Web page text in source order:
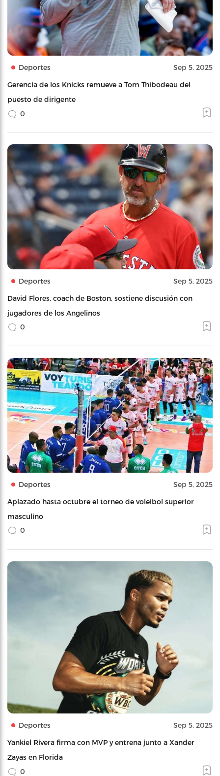
Deportes Sep 5, 2025
Gerencia de los Knicks remueve a Tom Thibodeau del
puesto de dirigente
0
Deportes Sep 5, 2025
David Flores, coach de Boston, sostiene discusión con
jugadores de los Angelinos
0
Deportes Sep 5, 2025
Aplazado hasta octubre el torneo de voleibol superior
masculino
0
Deportes Sep 5, 2025
Yankiel Rivera firma con MVP y entrena junto a Xander
Zayas en Florida
0